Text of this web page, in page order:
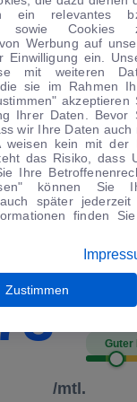
Ibiza
/mtl.
Guter
ein relevantes
sowie Cookies
Werbung auf
ein.
mit weiteren
sie im Rahmen
akzeptieren
Ihrer Daten. Bevor
wir Ihre Daten auch
weisen kein mit der
das Risiko, dass
Ihre
können Sie
später jederzeit
finden
Zustimmen